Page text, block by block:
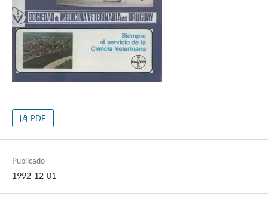
PDF
Publicado
1992-12-01